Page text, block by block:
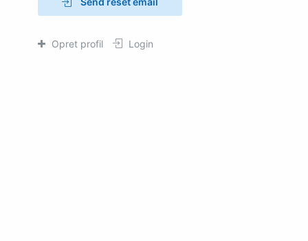
Opret profil Login